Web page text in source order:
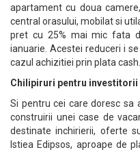
apartament cu doua
central orasului, mobilat si
pret cu 25% mai mic fata
ianuarie. Acestei reduceri i
cazul achizitiei prin plata cash.
Chilipiruri pentru investitorii
Si pentru cei care doresc sa
construirii unei case de
destinate inchirierii, oferte
Istiea Edipsos, aproape de